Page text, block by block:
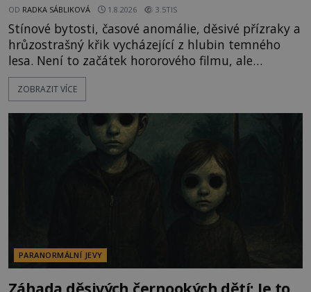
OD RADKA SÁBLIKOVÁ 1.8.2026 3.5TIS
Stínové bytosti, časové anomálie, děsivé přízraky a
hrůzostrašný křik vycházející z hlubin temného
lesa. Není to začátek hororového filmu, ale
události, které popisují návštěvníci lesů, které jsou
označovány jako nejděsivější na světě. Lidé bydlící
vyhýbají! Už jste o těchto lesích slyšeli? A odvážili
byste se je navštívit? [gallery ids="17
ZOBRAZIT VÍCE
PARANORMÁLNÍ JEVY